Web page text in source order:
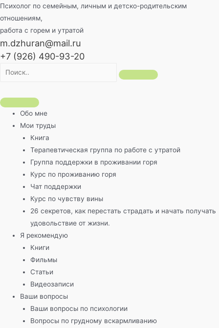
Перейти
к
содержимому
Психолог по семейным, личным и детско-родительским
отношениям,
работа с горем и утратой
m.dzhuran@mail.ru
+7 (926) 490-93-20
Обо мне
Мои труды
Книга
Терапевтическая группа по работе с утратой
Группа поддержки в проживании горя
Курс по проживанию горя
Чат поддержки
Курс по чувству вины
26 секретов, как перестать страдать и начать получать
удовольствие от жизни.
Я рекомендую
Книги
Фильмы
Статьи
Видеозаписи
Ваши вопросы
Ваши вопросы по психологии
Вопросы по грудному вскармливанию